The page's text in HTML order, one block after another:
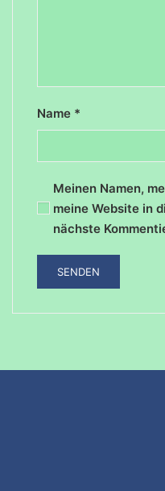
Name *
Meinen Namen,
meine Website in
nächste